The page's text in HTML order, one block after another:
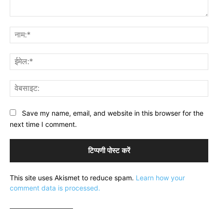
Save my name, email, and website in this browser for the
next time I comment.
This site uses Akismet to reduce spam. Learn how your
comment data is processed.